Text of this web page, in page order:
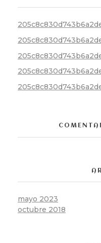
mayo 2023
octubre 2018